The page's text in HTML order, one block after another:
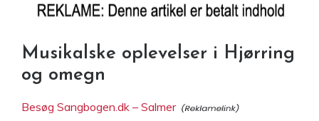
Musikalske oplevelser i Hjørring
og omegn
Besøg Sangbogen.dk – Salmer